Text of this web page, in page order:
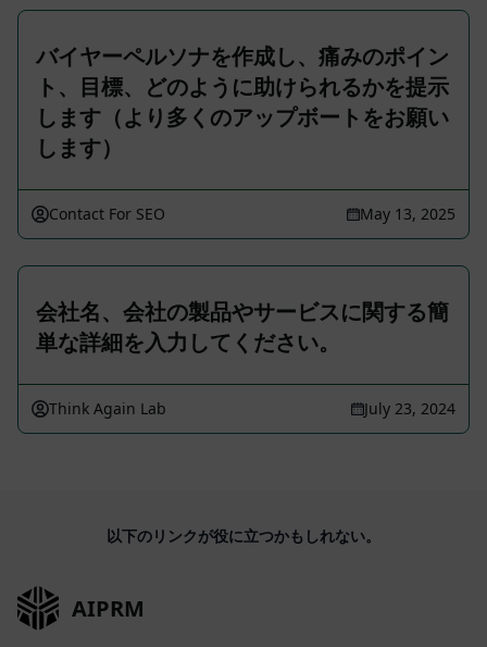
バイヤーペルソナを作成し、痛みのポイン
ト、目標、どのように助けられるかを提示
します（より多くのアップボートをお願い
します）
Contact For SEO May 13, 2025
会社名、会社の製品やサービスに関する簡
単な詳細を入力してください。
Think Again Lab July 23, 2024
以下のリンクが役に立つかもしれない。
AIPRM